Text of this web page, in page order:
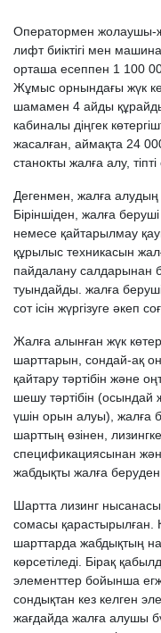
Оператормен жолаушы-
лифт биіктігі мен
орташа есеппен 1 ​​100
Жұмыс орнындағы жүк
шамамен 4 айды
кабиналы діңгек
жасалған, аймақта 24
станокты жалға алу,
Дегенмен, жалға алудың
Біріншіден, жалға
немесе қайтарылмау
құрылыс техникасын
пайдалану салдарынан
туындайды. жалға
сот ісін жүргізуге әкеп
Жалға алынған жүк
шарттарын, сондай-ақ
қайтару тәртібін және
шешу тәртібін
үшін орын алуы), жалға
шарттың өзінен,
спецификациясынан
жабдықты жалға
Шартта лизинг
сомасы қарастырылған.
шарттарда жабдықтың
көрсетіледі. Бірақ
элементтер бойынша
сондықтан кез келген
жағдайда жалға алушы